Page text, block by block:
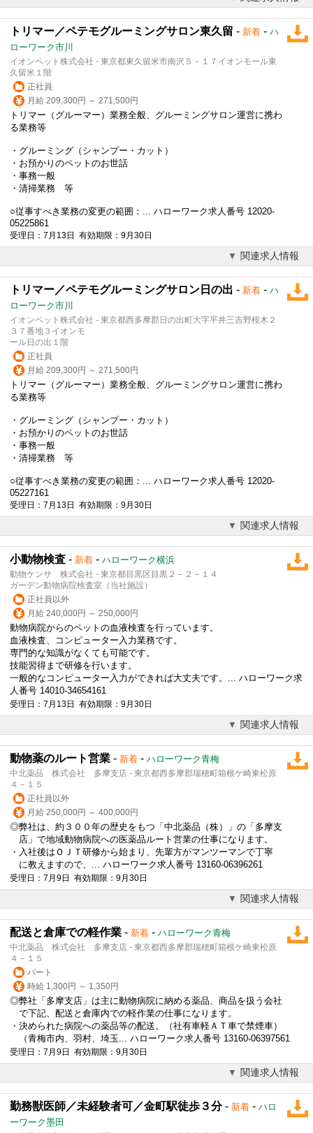
トリマー／ペテモグルーミングサロン東久留 - 新着 - ハ
ローワーク市川
イオンペット株式会社 - 東京都東久留米市南沢５－１７イオンモール東
久留米１階
正社員
月給 209,300円 ～ 271,500円
トリマー（グルーマー）業務全般、グルーミングサロン運営に携わ
る業務等
・グルーミング（シャンプー・カット）
・お預かりのペットのお世話
・事務一般
・清掃業務 等
○従事すべき業務の変更の範囲：... ハローワーク求人番号 12020-
05225861
受理日：7月13日 有効期限：9月30日
関連求人情報
トリマー／ペテモグルーミングサロン日の出 - 新着 - ハ
ローワーク市川
イオンペット株式会社 - 東京都西多摩郡日の出町大字平井三吉野桜木２
３７番地３イオンモ
ール日の出１階
正社員
月給 209,300円 ～ 271,500円
トリマー（グルーマー）業務全般、グルーミングサロン運営に携わ
る業務等
・グルーミング（シャンプー・カット）
・お預かりのペットのお世話
・事務一般
・清掃業務 等
○従事すべき業務の変更の範囲：... ハローワーク求人番号 12020-
05227161
受理日：7月13日 有効期限：9月30日
関連求人情報
小動物検査 - 新着 - ハローワーク横浜
動物ケンサ 株式会社 - 東京都目黒区目黒２－２－１４
ガーデン動物病院検査室（当社施設）
正社員以外
月給 240,000円 ～ 250,000円
動物病院からのペットの血液検査を行っています。
血液検査、コンピューター入力業務です。
専門的な知識がなくても可能です。
技能習得まで研修を行います。
一般的なコンピューター入力ができれば大丈夫です。... ハローワーク求
人番号 14010-34654161
受理日：7月13日 有効期限：9月30日
関連求人情報
動物薬のルート営業 - 新着 - ハローワーク青梅
中北薬品 株式会社 多摩支店 - 東京都西多摩郡瑞穂町箱根ケ崎東松原
４－１５
正社員以外
月給 250,000円 ～ 400,000円
◎弊社は、約３００年の歴史をもつ「中北薬品（株）」の「多摩支
店」で地域動物病院への医薬品ルート営業の仕事になります。
・入社後はＯＪＴ研修から始まり、先輩方がマンツーマンで丁寧
に教えますので、... ハローワーク求人番号 13160-06396261
受理日：7月9日 有効期限：9月30日
関連求人情報
配送と倉庫での軽作業 - 新着 - ハローワーク青梅
中北薬品 株式会社 多摩支店 - 東京都西多摩郡瑞穂町箱根ケ崎東松原
４－１５
パート
時給 1,300円 ～ 1,350円
◎弊社「多摩支店」は主に動物病院に納める薬品、商品を扱う会社
で下記、配送と倉庫内での軽作業の仕事になります。
・決められた病院への薬品等の配送。（社有車軽ＡＴ車で禁煙車）
（青梅市内、羽村、埼玉... ハローワーク求人番号 13160-06397561
受理日：7月9日 有効期限：9月30日
関連求人情報
勤務獣医師／未経験者可／金町駅徒歩３分- 新着 - ハロ
ーワーク墨田